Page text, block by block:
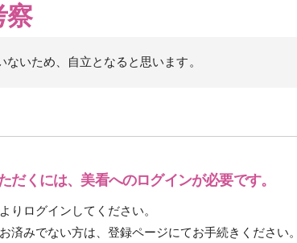
察
いため、自立となると思います。
だくには、美看へのログインが必要です。
りログインしてください。
済みでない方は、登録ページにてお手続きください。